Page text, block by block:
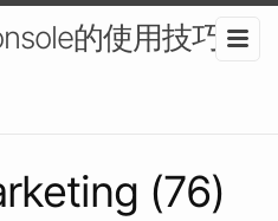
的使用技巧-
(76)